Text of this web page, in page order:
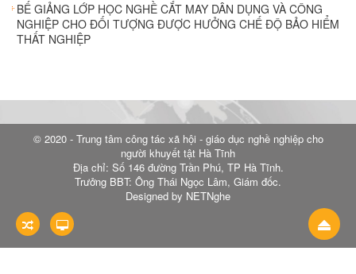
BẾ GIẢNG LỚP HỌC NGHỀ CẮT MAY DÂN DỤNG VÀ CÔNG
NGHIỆP CHO ĐỐI TƯỢNG ĐƯỢC HƯỞNG CHẾ ĐỘ BẢO HIỂM
THẤT NGHIỆP
© 2020 - Trung tâm công tác xã hội - giáo dục nghề nghiệp cho
người khuyết tật Hà Tĩnh
Địa chỉ: Số 146 đường Trần Phú, TP Hà Tĩnh.
Trưởng BBT: Ông Thái Ngọc Lâm, Giám đốc.
Designed by NETNghe